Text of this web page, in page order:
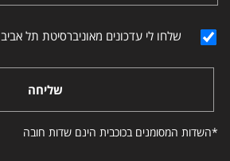
שלחו לי עדכונים מאוניברסיטת תל אביב
שליחה
*השדות המסומנים בכוכבית הינם שדות חובה